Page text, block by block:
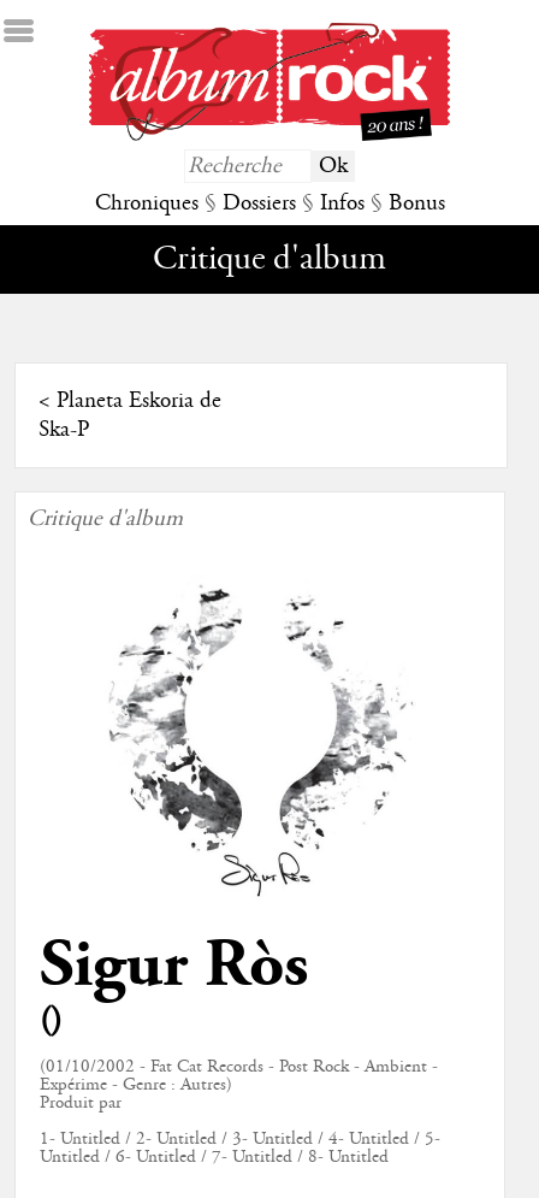
Chroniques § Dossiers § Infos § Bonus
Critique d'album
< Planeta Eskoria de
Ska-P
Critique d'album
Sigur Ròs
()
(01/10/2002 - Fat Cat Records - Post Rock - Ambient -
Expérime - Genre : Autres)
Produit par
1- Untitled / 2- Untitled / 3- Untitled / 4- Untitled / 5-
Untitled / 6- Untitled / 7- Untitled / 8- Untitled